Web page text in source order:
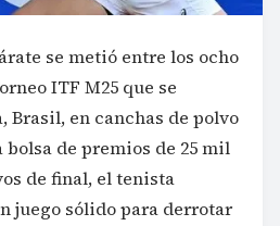
se metió entre los ocho
ITF M25 que se
Brasil, en canchas de polvo
de premios de 25 mil
de final, el tenista
juego sólido para derrotar